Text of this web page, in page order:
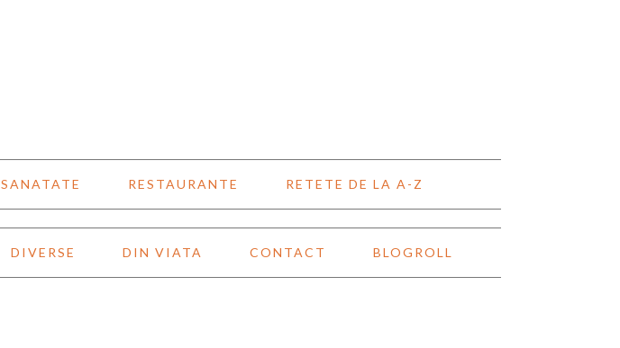
SANATATE RESTAURANTE RETETE DE LA A-Z
DIVERSE DIN VIATA CONTACT BLOGROLL